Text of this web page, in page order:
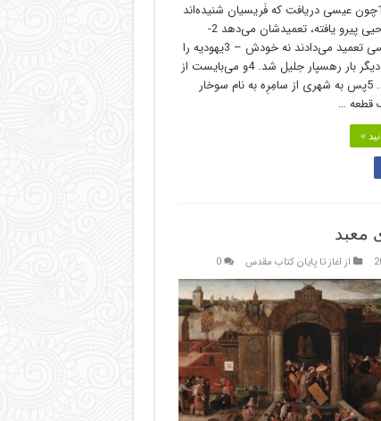
زن سامری 1چون عیسی دریافت که فَریسیان شنیده‌اند
او بیش از یحیی پیرو یافته، تعمیدشان می‌دهد 2-
شاگردان عیسی تعمید می‌دادند نه خودش – 3یهودیه را
ترک گفت و دیگر بار رهسپار جلیل شد. 4و می‌بایست از
سامِرِه بگذرد. 5پس به شهری از سامِرِه به نام سوخار
قطعه …
»
معبد
از اغاز تا پایان کتاب مقدس 0